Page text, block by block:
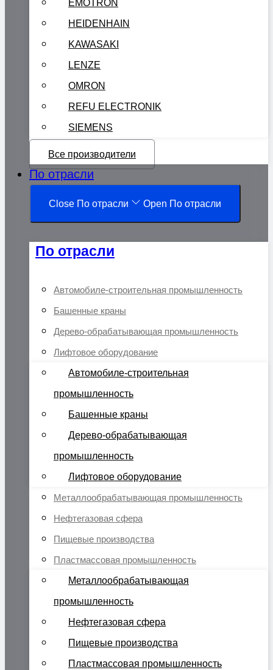
EMOTRON
HEIDENHAIN
KAWASAKI
LENZE
OMRON
REFU ELECTRONIK
SIEMENS
Все производители
По отрасли
Close По отрасли Open По отрасли
По отрасли
Автомобиле-строительная промышленность
Башенные краны
Дерево-обрабатывающая промышленность
Лифтовое оборудование
Автомобиле-строительная
промышленность
Башенные краны
Дерево-обрабатывающая
промышленность
Лифтовое оборудование
Металлообрабатывающая промышленность
Нефтегазовая сфера
Пищевые производства
Пластмассовая промышленность
Металлообрабатывающая
промышленность
Нефтегазовая сфера
Пищевые производства
Пластмассовая промышленность